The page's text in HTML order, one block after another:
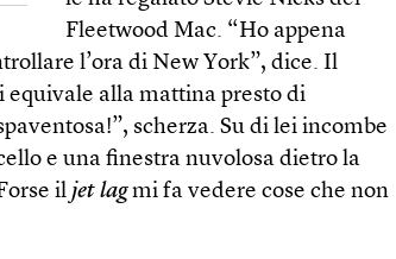
Fleetwood Mac. “Ho appena
l’ora di New York”, dice. Il
equivale alla mattina presto di
scherza. Su di lei incombe
e una finestra nuvolosa dietro la
il jet lagmi fa vedere cose che non